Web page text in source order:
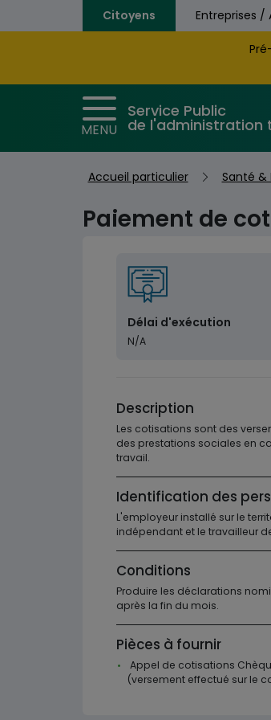
Aller au contenu principal
Citoyens Entreprises /
MENU
Service Public
de l'administration
Accueil particulier Santé &
Paiement de
Délai d'exécution
N/A
Description
Les cotisations sont des
des prestations sociales en
travail.
Identification des
L'employeur installé sur le
indépendant et le travailleur
Conditions
Produire les déclarations
après la fin du mois.
Pièces à fournir
Appel de cotisations
(versement effectué sur le